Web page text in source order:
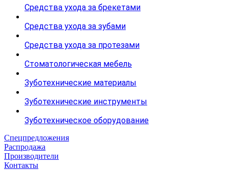
Средства ухода за брекетами
Средства ухода за зубами
Средства ухода за протезами
Стоматологическая мебель
Зуботехнические материалы
Зуботехнические инструменты
Зуботехническое оборудование
Спецпредложения
Распродажа
Производители
Контакты